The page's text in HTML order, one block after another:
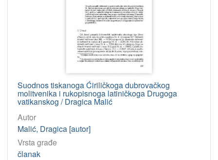
Suodnos tiskanoga Ćiriličkoga dubrovačkog
molitvenika i rukopisnoga latiničkoga Drugoga
vatikanskog / Dragica Malić
Autor
Malić, Dragica [autor]
Vrsta građe
članak